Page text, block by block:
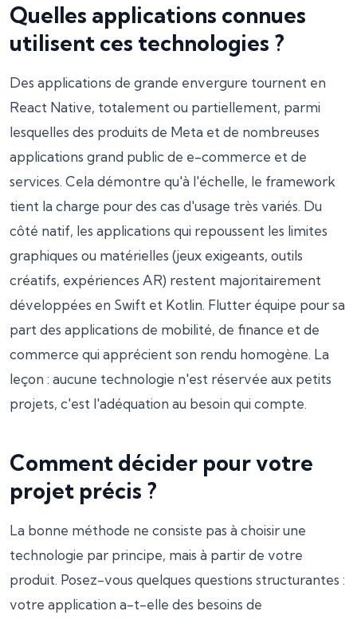
Quelles applications connues
utilisent ces technologies ?
Des applications de grande envergure tournent en
React Native, totalement ou partiellement, parmi
lesquelles des produits de Meta et de nombreuses
applications grand public de e-commerce et de
services. Cela démontre qu'à l'échelle, le framework
tient la charge pour des cas d'usage très variés. Du
côté natif, les applications qui repoussent les limites
graphiques ou matérielles (jeux exigeants, outils
créatifs, expériences AR) restent majoritairement
développées en Swift et Kotlin. Flutter équipe pour sa
part des applications de mobilité, de finance et de
commerce qui apprécient son rendu homogène. La
leçon : aucune technologie n'est réservée aux petits
projets, c'est l'adéquation au besoin qui compte.
Comment décider pour votre
projet précis ?
La bonne méthode ne consiste pas à choisir une
technologie par principe, mais à partir de votre
produit. Posez-vous quelques questions structurantes :
votre application a-t-elle des besoins de